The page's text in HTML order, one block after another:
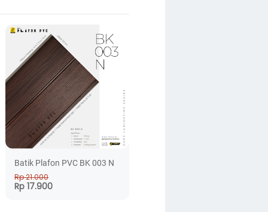
Batik Plafon PVC BK 003 N
Rp 21.000
Rp 17.900